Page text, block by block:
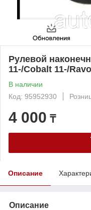
Рулевой
11-/Cobalt 11-/
В наличии
Код: 95952930
4 000 ₸
Описание
Описание